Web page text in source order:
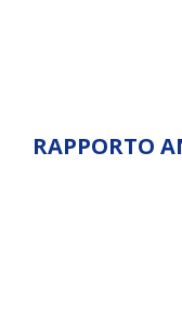
RAPPORTO